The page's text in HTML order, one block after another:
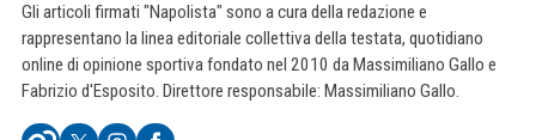
Gli articoli firmati "Napolista" sono a cura della redazione e
rappresentano la linea editoriale collettiva della testata, quotidiano
online di opinione sportiva fondato nel 2010 da Massimiliano Gallo e
Fabrizio d'Esposito. Direttore responsabile: Massimiliano Gallo.